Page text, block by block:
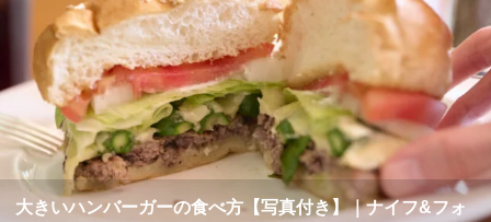
大きいハンバーガーの食べ方【写真付き】｜ナイフ&フォ